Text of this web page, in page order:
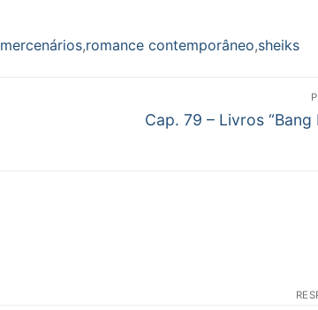
mercenários,romance contemporâneo,sheiks
Próximo
Cap. 79 – Livros “Bang